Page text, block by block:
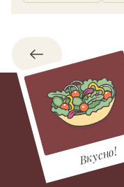
Обратно
Вкусно!